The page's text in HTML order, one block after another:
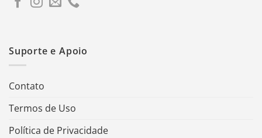
Suporte e Apoio
Contato
Termos de Uso
Política de Privacidade